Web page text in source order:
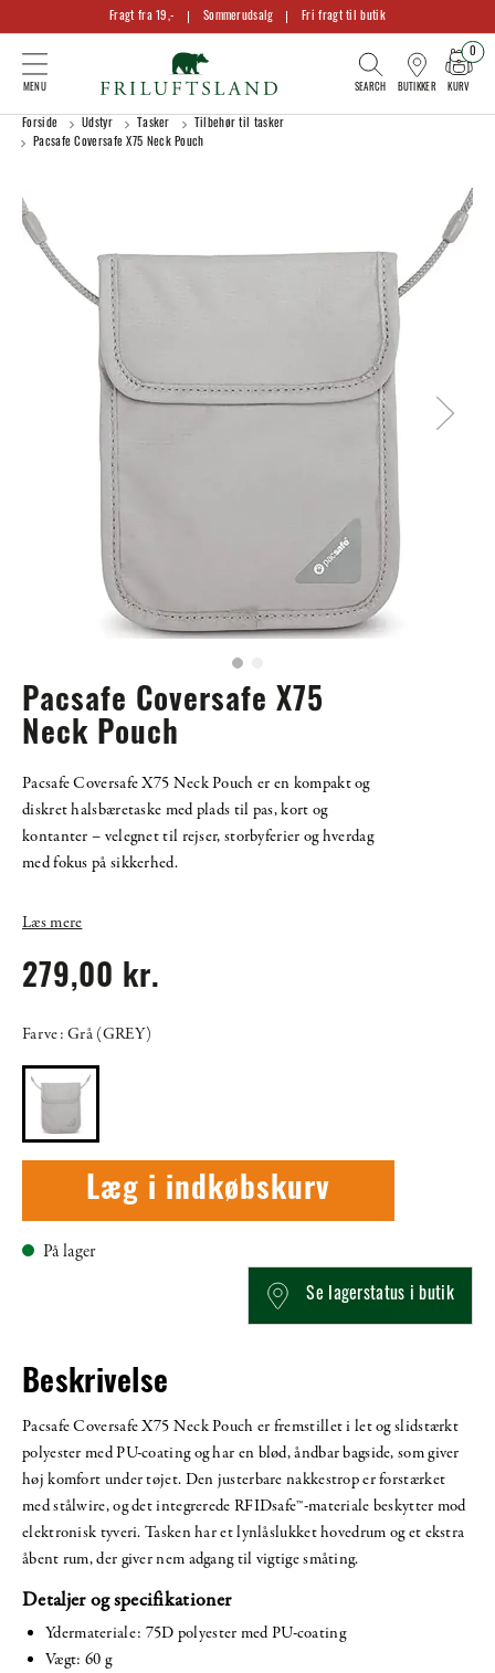
Fragt fra 19,- Sommerudsalg Fri fragt til butik
BUTIKKER KURV
0
Forside Udstyr Tasker
Tilbehør til tasker
Pacsafe Coversafe X75 Neck Pouch
Pacsafe Coversafe X75
Neck Pouch
Pacsafe Coversafe X75 Neck Pouch er en kompakt og
diskret halsbæretaske med plads til pas, kort og
kontanter – velegnet til rejser, storbyferier og hverdag
med fokus på sikkerhed.
Læs mere
279,00 kr.
Farve: Grå (GREY)
Læg i indkøbskurv
På lager
Se lagerstatus i butik
Beskrivelse
Pacsafe Coversafe X75 Neck Pouch er fremstillet i let og slidstærkt
polyester med PU-coating og har en blød, åndbar bagside, som giver
høj komfort under tøjet. Den justerbare nakkestrop er forstærket
med stålwire, og det integrerede RFIDsafe™-materiale beskytter mod
elektronisk tyveri. Tasken har et lynlåslukket hovedrum og et ekstra
åbent rum, der giver nem adgang til vigtige småting.
Detaljer og specifikationer
Ydermateriale: 75D polyester med PU-coating
Vægt: 60 g